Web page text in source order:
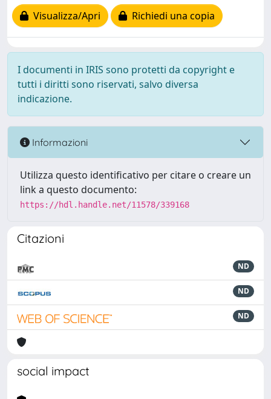
Visualizza/Apri
Richiedi una copia
I documenti in IRIS sono protetti da copyright e
tutti i diritti sono riservati, salvo diversa
indicazione.
Informazioni
Utilizza questo identificativo per citare o creare un
link a questo documento:
https://hdl.handle.net/11578/339168
Citazioni
ND
ND
ND
social impact